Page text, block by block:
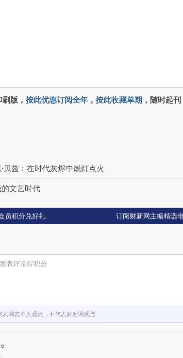
版， 按此优惠订阅全年 ， 按此收藏单期 ，随时起
贝兹：在时代灰烬中燃灯点火
文艺时代
员积分兑好礼 订阅财新网主编精选
表评论得积分
表网友个人观点，不代表财新网观点